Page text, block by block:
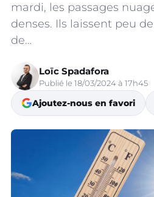
mardi, les passages
denses. Ils laissent peu
de…
Loïc Spadafora
Publié le 18/03/2024 à 17h45
Ajoutez-nous en favori